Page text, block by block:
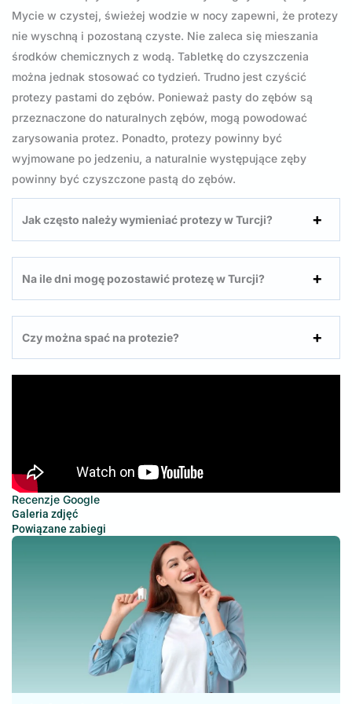
Mycie w czystej, świeżej wodzie w nocy zapewni, że protezy
nie wyschną i pozostaną czyste. Nie zaleca się mieszania
środków chemicznych z wodą. Tabletkę do czyszczenia
można jednak stosować co tydzień. Trudno jest czyścić
protezy pastami do zębów. Ponieważ pasty do zębów są
przeznaczone do naturalnych zębów, mogą powodować
zarysowania protez. Ponadto, protezy powinny być
wyjmowane po jedzeniu, a naturalnie występujące zęby
powinny być czyszczone pastą do zębów.
Jak często należy wymieniać protezy w Turcji?
Na ile dni mogę pozostawić protezę w Turcji?
Czy można spać na protezie?
Recenzje Google
Galeria zdjęć
Powiązane zabiegi